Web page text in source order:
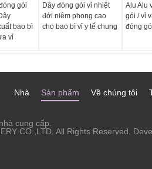
gói
bao bì
vỉ
Dây đóng gói vỉ nhiệt
đới niêm phong cao
cho bao bì vỉ y tế chung
Alu Alu
gói / vỉ
đóng
Về chúng tôi
Sản phẩm
Nhà
cung cấp.
CO.,LTD. All Rights Reserved.